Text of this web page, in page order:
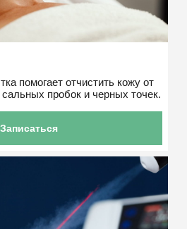
помогает отчистить кожу от
пробок и черных точек.
Записаться